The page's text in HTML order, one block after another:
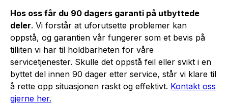
Hos oss får du 90 dagers garanti på utbyttede
deler. Vi forstår at uforutsette problemer kan
oppstå, og garantien vår fungerer som et bevis på
tilliten vi har til holdbarheten for våre
servicetjenester. Skulle det oppstå feil eller svikt i en
byttet del innen 90 dager etter service, står vi klare til
å rette opp situasjonen raskt og effektivt. Kontakt oss
gjerne her.